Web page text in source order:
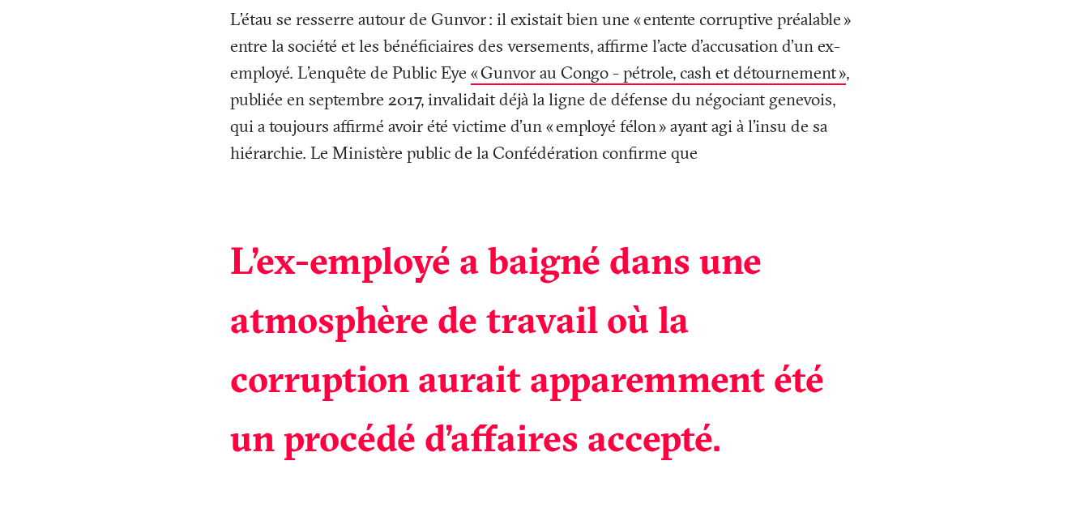
L’étau se resserre autour de Gunvor: il existait bien une «entente corruptive préalable»
entre la société et les bénéficiaires des versements, affirme l’acte d’accusation d’un ex-
employé. L'enquête de Public Eye «Gunvor au Congo - pétrole, cash et détournement»,
publiée en septembre 2017, invalidait déjà la ligne de défense du négociant genevois,
qui a toujours affirmé avoir été victime d’un «employé félon» ayant agi à l’insu de sa
hiérarchie. Le Ministère public de la Confédération confirme que
L’ex-employé a baigné dans une
atmosphère de travail où la
corruption aurait apparemment été
un procédé d’affaires accepté.